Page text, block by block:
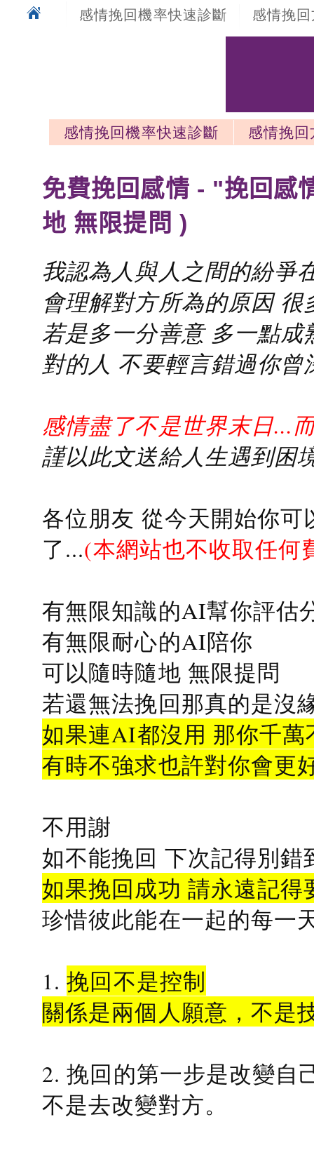
感情挽回機率快速診斷 感情挽
感情挽回機率快速診斷
感情挽
免費挽回感情 - "挽回感
地 無限提問 )
我認為人與人之間的紛爭
會理解對方所為的原因
若是多一分善意 多一點
對的人 不要輕言錯過你曾
感情盡了不是世界末日...
謹以此文送給人生遇到困
各位朋友 從今天開始你
了...(本網站也不收取任何
有無限知識的AI幫你評估
有無限耐心的AI陪你
可以隨時隨地 無限提問
若還無法挽回那真的是沒
如果連AI都沒用 那你千
有時不強求也許對你會更
不用謝
如不能挽回 下次記得別錯
如果挽回成功 請永遠記得
珍惜彼此能在一起的每一
1.挽回不是控制
關係是兩個人願意，不是
2. 挽回的第一步是改變自
不是去改變對方。